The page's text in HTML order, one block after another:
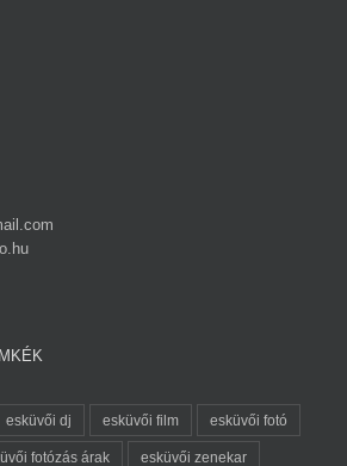
esküvői dj esküvői film esküvői fotó
fotózás árak esküvői zenekar